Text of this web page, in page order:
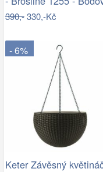
390,-330,-Kč
- 6%